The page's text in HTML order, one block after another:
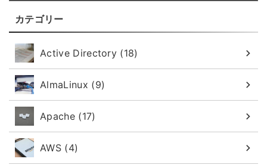
カテゴリー
Active Directory (18)
AlmaLinux (9)
Apache (17)
AWS (4)